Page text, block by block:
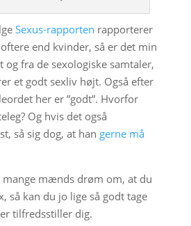
Sexus-rapporten rapporterer
end kvinder, så er det min
og fra de sexologiske samtaler,
et godt sexliv højt. Også efter
her er ”godt”. Hvorfor
Og hvis det også
så sig dog, at han gerne må
mænds drøm om, at du
så kan du jo lige så godt tage
tilfredsstiller dig.